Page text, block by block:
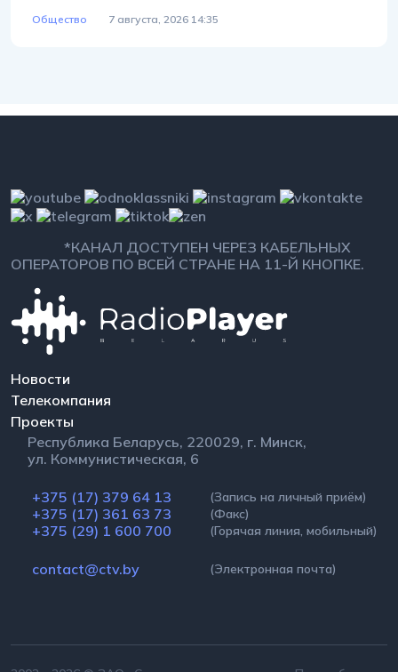
Общество 7 августа, 2026 14:35
*КАНАЛ ДОСТУПЕН ЧЕРЕЗ КАБЕЛЬНЫХ
ОПЕРАТОРОВ ПО ВСЕЙ СТРАНЕ НА 11-Й КНОПКЕ.
Новости
Телекомпания
Проекты
Республика Беларусь, 220029, г. Минск,
ул. Коммунистическая, 6
+375 (17) 379 64 13 (Запись на личный приём)
+375 (17) 361 63 73 (Факс)
+375 (29) 1 600 700 (Горячая линия, мобильный)
contact@ctv.by (Электронная почта)